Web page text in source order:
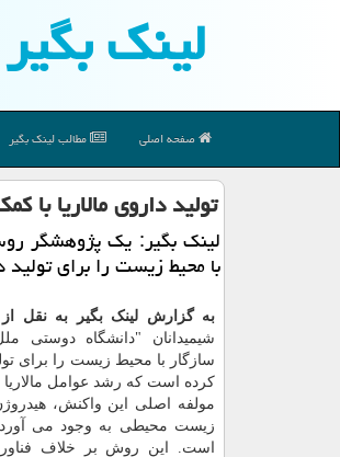
لینك بگیر
صفحه اصلی مطالب لینك بگیر
تولید داروی مالاریا
لینك بگیر: یك پژوهشگر
با محیط زیست را برای تولید
به گزارش لینک بگیر به نقل
کرده است که رشد عوامل مالاریا
مولفه اصلی این واکنش،
زیست محیطی به وجود می
است. این روش بر خلاف